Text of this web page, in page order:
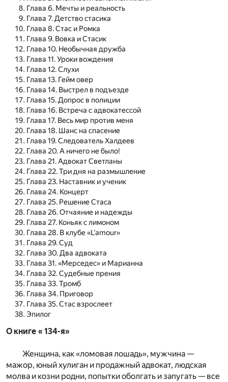
Глава 6. Мечты и реальность
Глава 7. Детство стасика
Глава 8. Стас и Ромка
Глава 9. Вовка и Стасик
Глава 10. Необычная дружба
Глава 11. Уроки вождения
Глава 12. Слухи
Глава 13. Гейм овер
Глава 14. Выстрел в подъезде
Глава 15. Допрос в полиции
Глава 16. Встреча с адвокатессой
Глава 17. Весь мир против меня
Глава 18. Шанс на спасение
Глава 19. Следователь Халдеев
Глава 20. А ничего не было!
Глава 21. Адвокат Светланы
Глава 22. Три дня на размышление
Глава 23. Наставник и ученик
Глава 24. Концерт
Глава 25. Решение Стаса
Глава 26. Отчаяние и надежды
Глава 27. Коньяк с лимоном
Глава 28. В клубе «L’amour»
Глава 29. Суд
Глава 30. Два адвоката
Глава 31. «Мерседес» и Марианна
Глава 32. Судебные прения
Глава 33. Тромб
Глава 34. Приговор
Глава 35. Стас взрослеет
Эпилог
О книге « 134-я»
Женщина, как «ломовая лошадь», мужчина —
мажор, юный хулиган и продажный адвокат, людская
молва и козни родни, попытки оболгать и запугать — все